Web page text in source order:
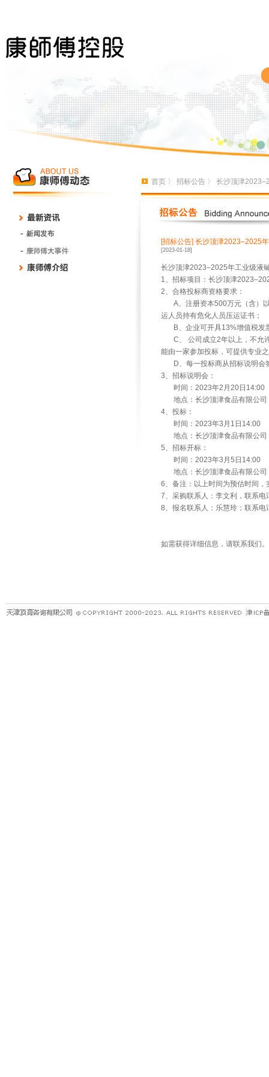
首页 〉 招标公告 〉 长沙顶津
[招标公告] 长沙顶津2023–2025
[2023-01-18]
长沙顶津2023–2025年工业级液
1、招标项目：长沙顶津
2、合格投标商资格要求：
A、注册资本500万元（含）以
运人员持有危化人员压运证书；
B、企业可开具13%增值税发
C、 公司成立2年以上，不允许
能由一家参加投标，可提供专业
D、每一投标商从招标说明会
3、招标说明会：
时间：2023年2月20日14:00
地点：长沙顶津食品有限公司
4、投标：
时间：2023年3月1日14:00
地点：长沙顶津食品有限公司
5、招标开标：
时间：2023年3月5日14:00
地点：长沙顶津食品有限公司
6、备注：以上时间为预估时间
7、采购联系人：李文利，联系
8、报名联系人：乐慧玲；联系
如需获得详细信息，请联系我们。